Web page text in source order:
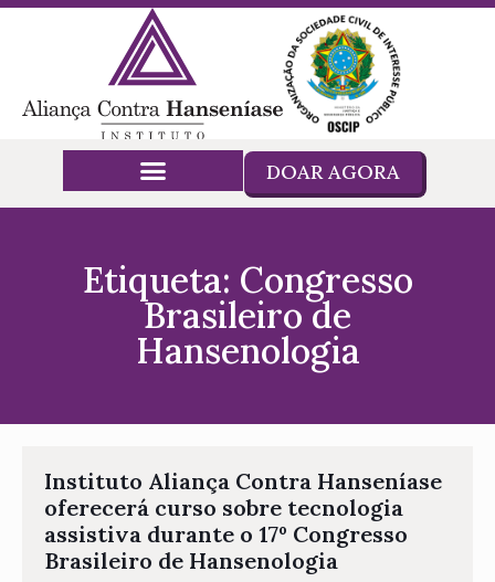
DOAR AGORA
Etiqueta: Congresso
Brasileiro de
Hansenologia
Instituto Aliança Contra Hanseníase
oferecerá curso sobre tecnologia
assistiva durante o 17º Congresso
Brasileiro de Hansenologia